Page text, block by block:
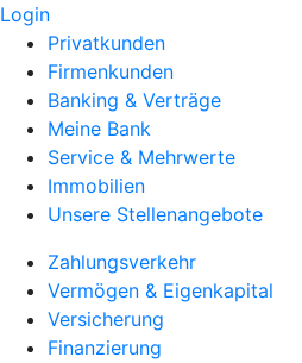
Login
Privatkunden
Firmenkunden
Banking & Verträge
Meine Bank
Service & Mehrwerte
Immobilien
Unsere Stellenangebote
Zahlungsverkehr
Vermögen & Eigenkapital
Versicherung
Finanzierung